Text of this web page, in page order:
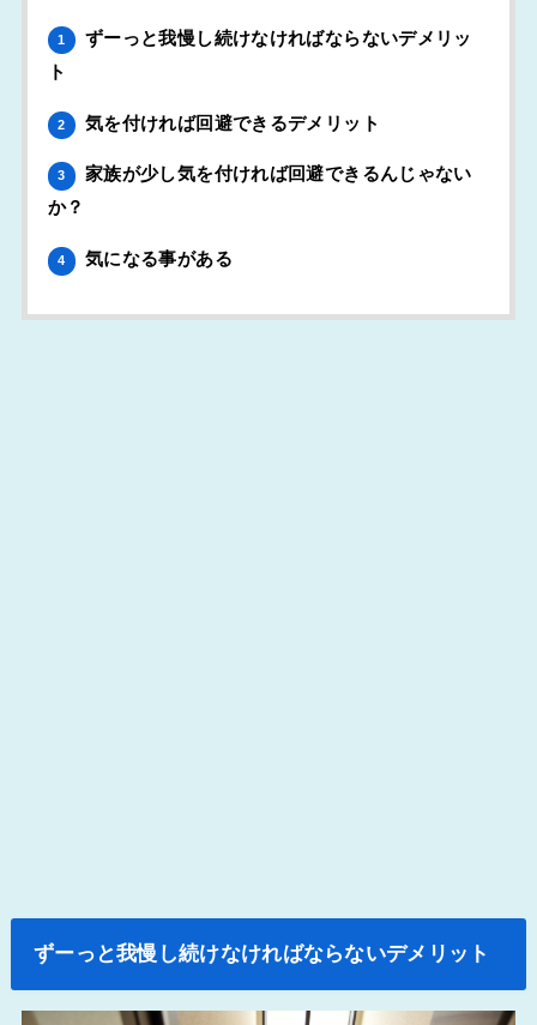
1
ずーっと我慢し続けなければならないデメリッ
ト
2 気を付ければ回避できるデメリット
3
家族が少し気を付ければ回避できるんじゃない
か？
4 気になる事がある
ずーっと我慢し続けなければならないデメリット